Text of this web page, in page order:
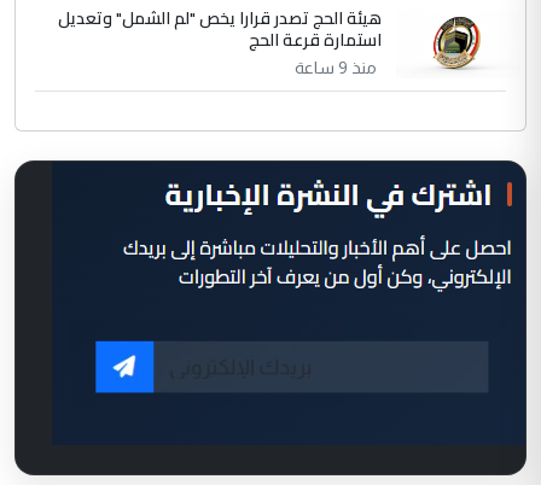
هيئة الحج تصدر قرارا يخص "لم الشمل" وتعديل
استمارة قرعة الحج
منذ 9 ساعة